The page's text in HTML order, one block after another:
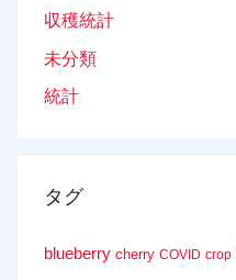
収穫統計
未分類
統計
タグ
blueberry cherry COVID crop